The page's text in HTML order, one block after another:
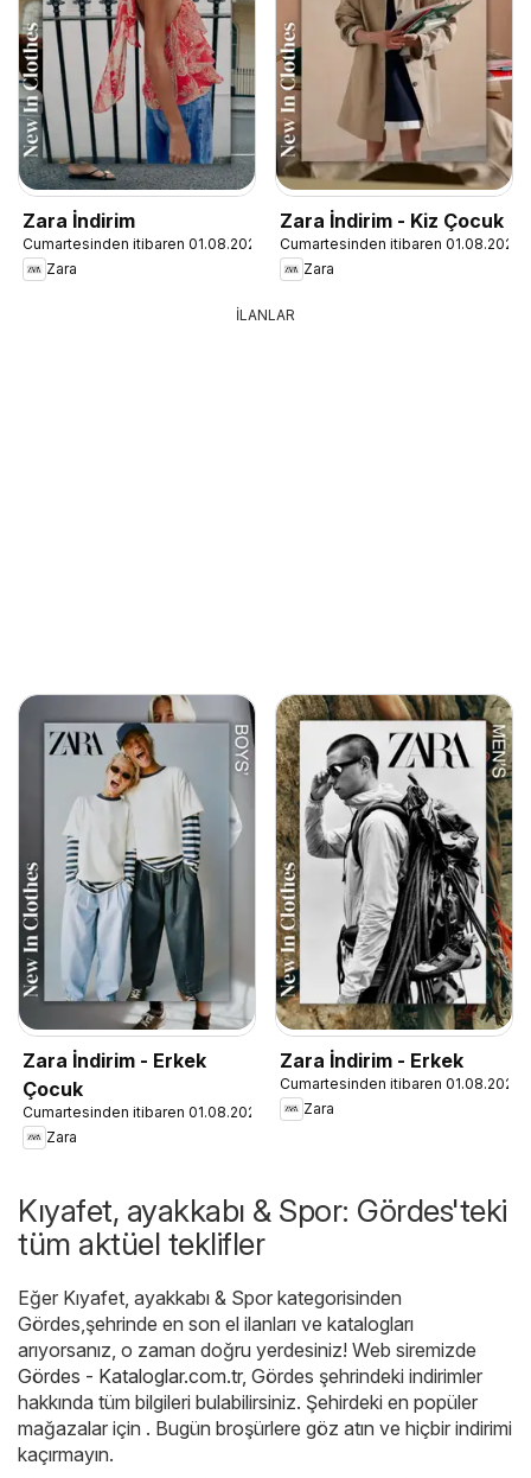
Zara İndirim
Cumartesinden itibaren 01.08.2026
Zara
Zara İndirim - Kiz Çocuk
Cumartesinden itibaren 01.08.2026
Zara
İLANLAR
Zara İndirim - Erkek
Çocuk
Cumartesinden itibaren 01.08.2026
Zara
Zara İndirim - Erkek
Cumartesinden itibaren 01.08.2026
Zara
Kıyafet, ayakkabı & Spor: Gördes'teki
tüm aktüel teklifler
Eğer Kıyafet, ayakkabı & Spor kategorisinden
Gördes,şehrinde en son el ilanları ve katalogları
arıyorsanız, o zaman doğru yerdesiniz! Web siremizde
Gördes - Kataloglar.com.tr, Gördes şehrindeki indirimler
hakkında tüm bilgileri bulabilirsiniz. Şehirdeki en popüler
mağazalar için . Bugün broşürlere göz atın ve hiçbir indirimi
kaçırmayın.